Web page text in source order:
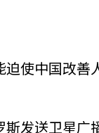
使中国改善
发送卫星广